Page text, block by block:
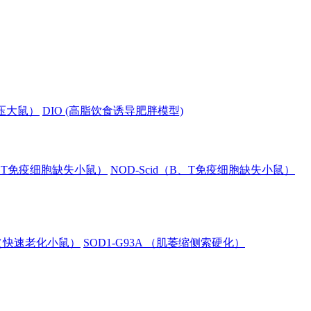
大鼠） DIO (高脂饮食诱导肥胖模型)
免疫细胞缺失小鼠）
NOD-Scid（B、T免疫细胞缺失小鼠）
速老化小鼠） SOD1-G93A （肌萎缩侧索硬化）